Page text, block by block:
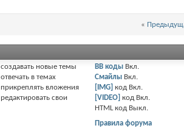
«
создавать новые темы
отвечать в темах
прикреплять вложения
редактировать свои
BB коды Вкл.
Смайлы Вкл.
[IMG] код Вкл.
[VIDEO] код Вкл.
HTML код Выкл.
Правила форума